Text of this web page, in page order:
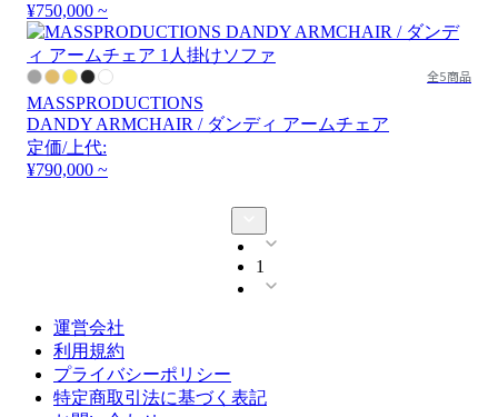
¥750,000 ~
全5商品
MASSPRODUCTIONS
DANDY ARMCHAIR / ダンディ アームチェア
定価/上代:
¥790,000 ~
1
運営会社
利用規約
プライバシーポリシー
特定商取引法に基づく表記